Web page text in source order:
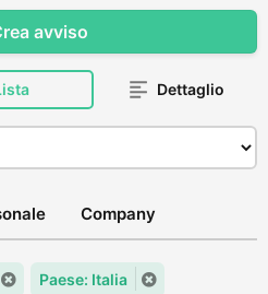
avviso
Dettaglio
Company
Paese: Italia